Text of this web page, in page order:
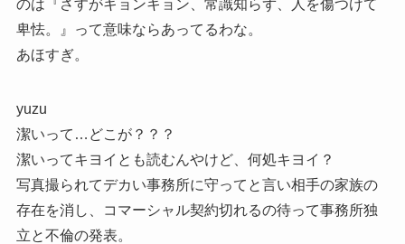
のは『さすがキョンキョン、常識知らず、人を傷つけて
卑怯。』って意味ならあってるわな。
あほすぎ。
yuzu
潔いって…どこが？？？
潔いってキヨイとも読むんやけど、何処キヨイ？
写真撮られてデカい事務所に守ってと言い相手の家族の
存在を消し、コマーシャル契約切れるの待って事務所独
立と不倫の発表。